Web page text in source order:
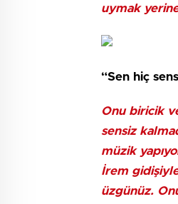
uymak
“Sen hiç
Onu biricik
sensiz
müzik
İrem
üzgünüz.